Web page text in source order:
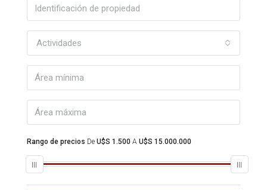
Actividades
Rango de precios De U$S 1.500 A U$S 15.000.000